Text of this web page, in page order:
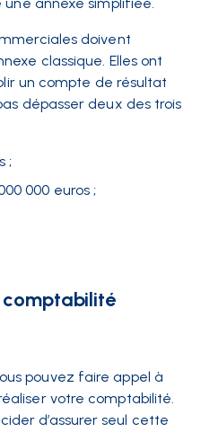
doivent
classique. Elles ont
un compte de résultat
dépasser deux des trois
;
000 euros ;
pouvez faire appel à
votre comptabilité.
d’assurer seul cette